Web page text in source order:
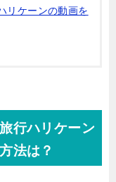
リケーンの動画を
行ハリケーン
法は？